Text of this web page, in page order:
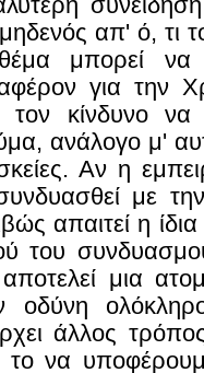
απ' ό, τι
μπορεί να
για την
κίνδυνο να
ανάλογο μ'
Αν η
με
απαιτεί η
του
μια
οδύνη
άλλος
να